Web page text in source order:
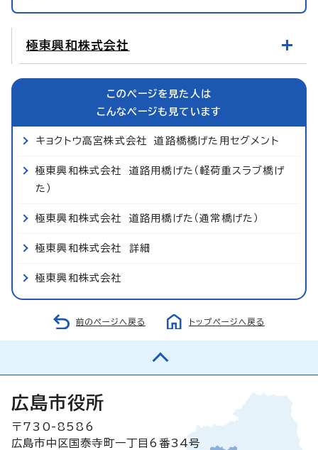
極東興和株式会社
このページを見た人は
こんなページも見ています
キョクトウ高宮株式会社 道路橋橋げた用セグメント
極東興和株式会社 道路用橋げた（軽荷重スラブ橋げ
た）
極東興和株式会社 道路用橋げた（通常橋げた）
極東興和株式会社 詳細
極東興和株式会社
前のページへ戻る トップページへ戻る
広島市役所
〒730-8586
広島市中区国泰寺町一丁目6番34号